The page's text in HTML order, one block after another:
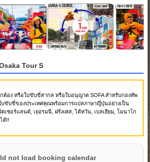
Tour S
อง หรือใบขับขี่สากล หรือใบอนุญาต SOFA สำหรับกองทัพ
บขับขี่ของประเทศคุณพร้อมการแปลภาษาญี่ปุ่นอย่างเป็น
เซอร์แลนด์, เยอรมนี, ฝรั่งเศส, ไต้หวัน, เบลเยียม, โมนาโก
ด้!!
not load booking calendar